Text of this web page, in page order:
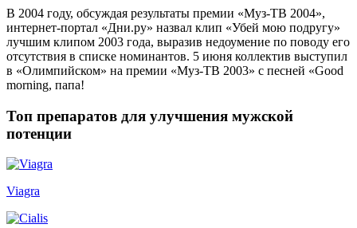
В 2004 году, обсуждая результаты премии «Муз-ТВ 2004»,
интернет-портал «Дни.ру» назвал клип «Убей мою подругу»
лучшим клипом 2003 года, выразив недоумение по поводу его
отсутствия в списке номинантов. 5 июня коллектив выступил
в «Олимпийском» на премии «Муз-ТВ 2003» с песней «Good
morning, папа!
Топ препаратов для улучшения мужской
потенции
Viagra